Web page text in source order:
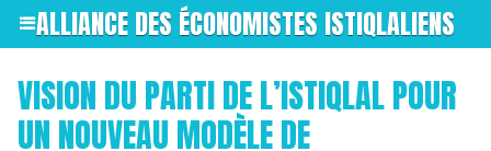
ALLIANCE DES ÉCONOMISTES ISTIQLALIENS
VISION DU PARTI DE L’ISTIQLAL POUR
UN NOUVEAU MODÈLE DE